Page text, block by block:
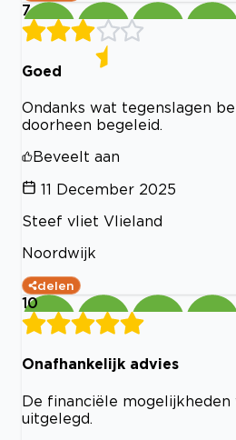
7
Goed
Ondanks wat tegenslagen
doorheen begeleid.
Beveelt aan
11 December 2025
Steef vliet Vlieland
Noordwijk
delen
10
Onafhankelijk advies
De financiële
uitgelegd.